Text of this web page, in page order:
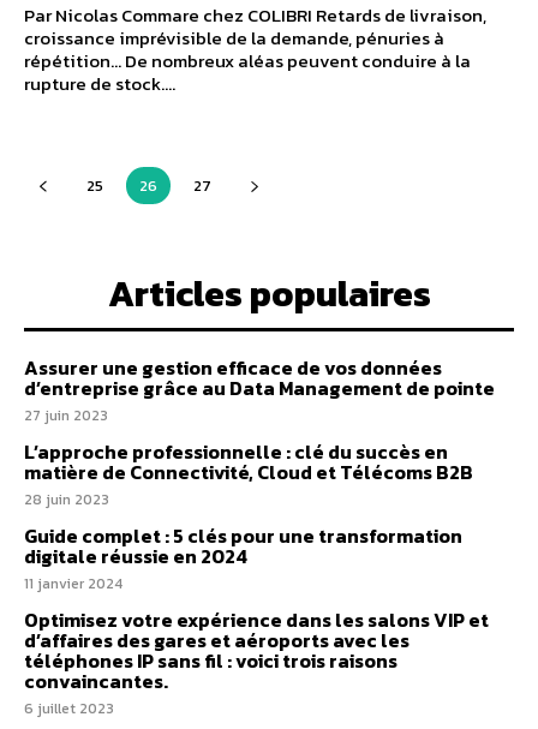
Par Nicolas Commare chez COLIBRI Retards de livraison,
croissance imprévisible de la demande, pénuries à
répétition… De nombreux aléas peuvent conduire à la
rupture de stock....
25 26 27
Articles populaires
Assurer une gestion efficace de vos données
d’entreprise grâce au Data Management de pointe
27 juin 2023
L’approche professionnelle : clé du succès en
matière de Connectivité, Cloud et Télécoms B2B
28 juin 2023
Guide complet : 5 clés pour une transformation
digitale réussie en 2024
11 janvier 2024
Optimisez votre expérience dans les salons VIP et
d’affaires des gares et aéroports avec les
téléphones IP sans fil : voici trois raisons
convaincantes.
6 juillet 2023